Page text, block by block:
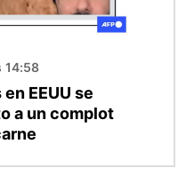
14:58
EEUU se
a un complot